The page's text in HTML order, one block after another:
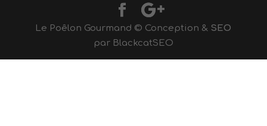
Le Poêlon Gourmand © Conception & SEO
par BlackcatSEO